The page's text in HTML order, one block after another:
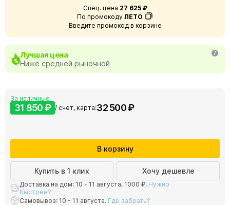
Спец. цена 27 625 ₽
По промокоду ЛЕТО
Введите промокод в корзине
Лучшая цена
Ниже средней рыночной
За наличные
31 850 ₽ / счет, карта:32 500 ₽
В корзину
Купить в 1 клик Хочу дешевле
Доставка на дом: 10 - 11 августа, 1000 ₽, Нужно
быстрее?
Самовывоз: 10 - 11 августа. Где забрать?